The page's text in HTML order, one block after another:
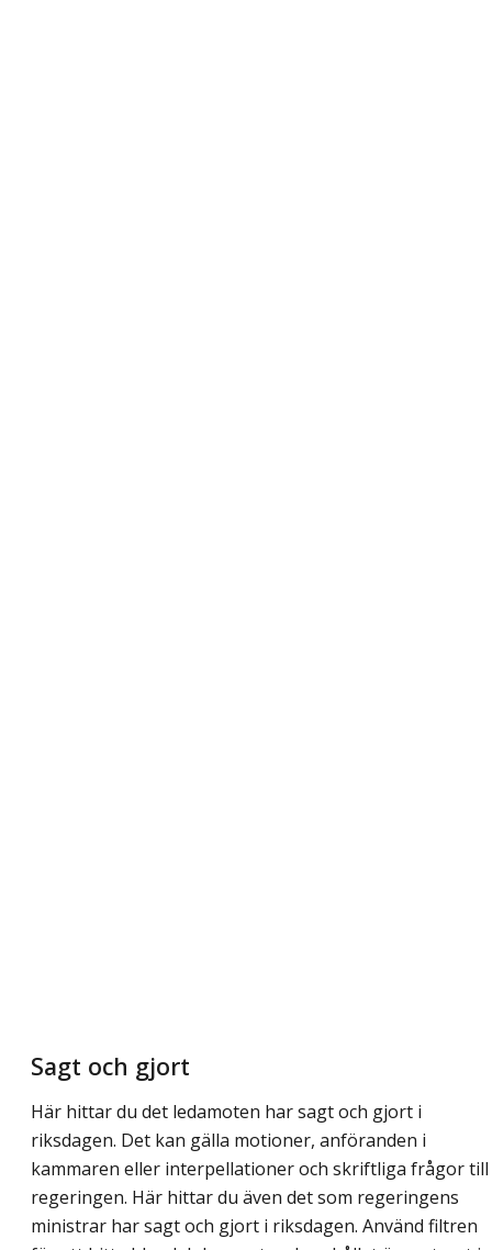
Sagt och gjort
Här hittar du det ledamoten har sagt och gjort i
riksdagen. Det kan gälla motioner, anföranden i
kammaren eller interpellationer och skriftliga frågor till
regeringen. Här hittar du även det som regeringens
ministrar har sagt och gjort i riksdagen. Använd filtren